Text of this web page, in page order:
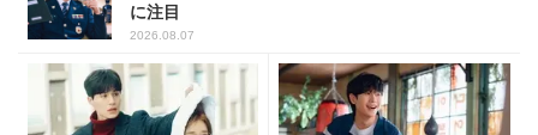
に注目
2026.08.07